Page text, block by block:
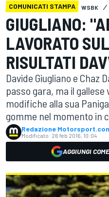
COMUNICATI STAMPA WSBK
GIUGLIANO:
LAVORATO
RISULTATI
Davide Giugliano e Chaz
passo gara, ma il
modifiche alla sua
gomme nel momento in
Redazione
Modificato: 26 feb 2016, 10:04
AGGIUNGI